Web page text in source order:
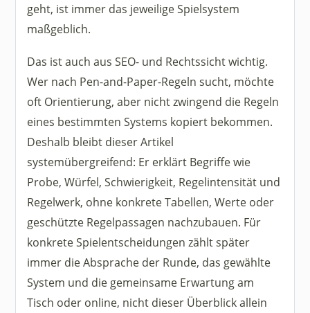
geht, ist immer das jeweilige Spielsystem
maßgeblich.
Das ist auch aus SEO- und Rechtssicht wichtig.
Wer nach Pen-and-Paper-Regeln sucht, möchte
oft Orientierung, aber nicht zwingend die Regeln
eines bestimmten Systems kopiert bekommen.
Deshalb bleibt dieser Artikel
systemübergreifend: Er erklärt Begriffe wie
Probe, Würfel, Schwierigkeit, Regelintensität und
Regelwerk, ohne konkrete Tabellen, Werte oder
geschützte Regelpassagen nachzubauen. Für
konkrete Spielentscheidungen zählt später
immer die Absprache der Runde, das gewählte
System und die gemeinsame Erwartung am
Tisch oder online, nicht dieser Überblick allein